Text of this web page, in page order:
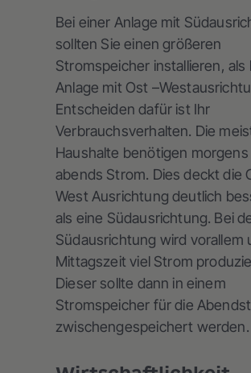
Bei einer Anlage mit
sollten Sie einen größeren
Stromspeicher installieren, als
Anlage mit Ost
Entscheiden dafür ist Ihr
Verbrauchsverhalten. Die
Haushalte benötigen morgens
abends Strom. Dies deckt die
West Ausrichtung deutlich
als eine Südausrichtung. Bei
Südausrichtung wird vorallem
Mittagszeit viel Strom
Dieser sollte dann in einem
Stromspeicher für die
zwischengespeichert werden.